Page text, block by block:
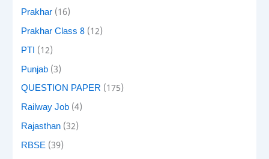
Prakhar (16)
Prakhar Class 8 (12)
PTI (12)
Punjab (3)
QUESTION PAPER (175)
Railway Job (4)
Rajasthan (32)
RBSE (39)